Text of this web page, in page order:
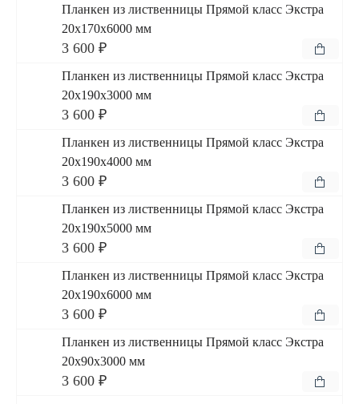
Планкен из лиственницы Прямой класс Экстра
20x170x6000 мм
3 600 ₽
Планкен из лиственницы Прямой класс Экстра
20x190x3000 мм
3 600 ₽
Планкен из лиственницы Прямой класс Экстра
20x190x4000 мм
3 600 ₽
Планкен из лиственницы Прямой класс Экстра
20x190x5000 мм
3 600 ₽
Планкен из лиственницы Прямой класс Экстра
20x190x6000 мм
3 600 ₽
Планкен из лиственницы Прямой класс Экстра
20x90x3000 мм
3 600 ₽